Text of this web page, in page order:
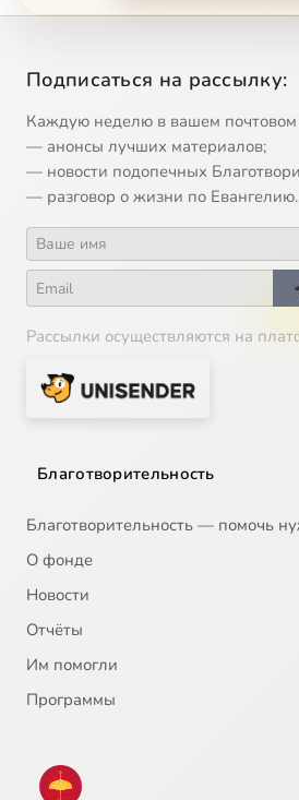
Подписаться на рассылку:
Каждую неделю в вашем
— анонсы лучших материалов;
— новости подопечных
— разговор о жизни по Евангелию.
Рассылки осуществляются на
Благотворительность
Благотворительность — помочь
О фонде
Новости
Отчёты
Им помогли
Программы